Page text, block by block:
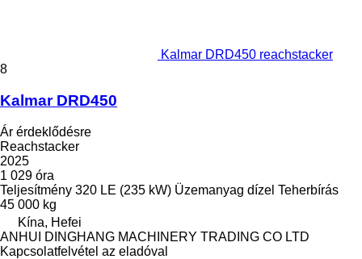
Kalmar DRD450 reachstacker
8
Kalmar DRD450
Ár érdeklődésre
Reachstacker
2025
1 029 óra
Teljesítmény 320 LE (235 kW) Üzemanyag dízel Teherbírás
45 000 kg
Kína, Hefei
ANHUI DINGHANG MACHINERY TRADING CO LTD
Kapcsolatfelvétel az eladóval